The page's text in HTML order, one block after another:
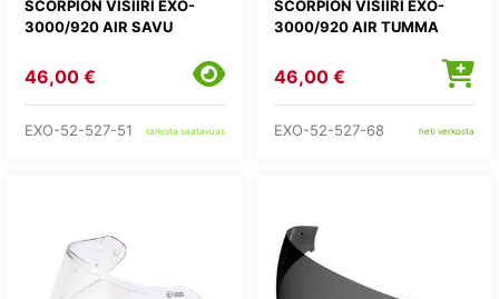
SCORPION VISIIRI EXO-
3000/920 AIR SAVU
46,00 €
EXO-52-527-51 tarkista saatavuus
SCORPION VISIIRI EXO-
3000/920 AIR TUMMA
46,00 €
EXO-52-527-68 heti verkosta